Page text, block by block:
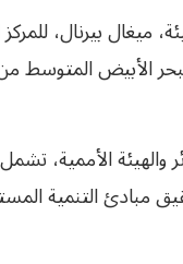
ميغال بيرنال،
الأبيض المتوسط من
الأممية،
مبادئ التنمية